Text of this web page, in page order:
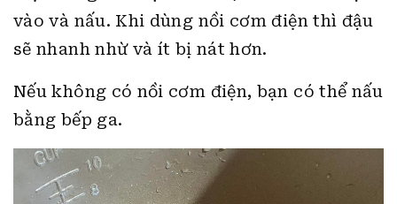
vào và nấu. Khi dùng nồi cơm điện thì đậu
sẽ nhanh nhừ và ít bị nát hơn.
Nếu không có nồi cơm điện, bạn có thể nấu
bằng bếp ga.